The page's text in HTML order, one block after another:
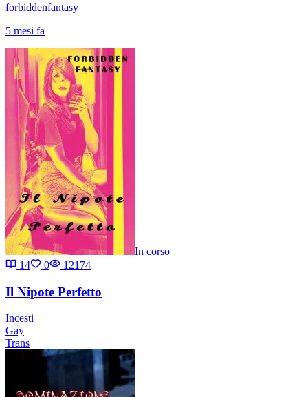
forbiddenfantasy
5 mesi fa
In corso
14
0 12174
Il Nipote Perfetto
Incesti
Gay
Trans